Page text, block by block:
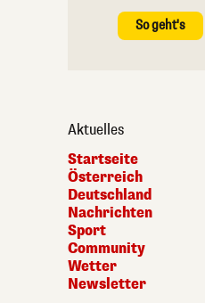
So geht's
Aktuelles
Startseite
Österreich
Deutschland
Nachrichten
Sport
Community
Wetter
Newsletter